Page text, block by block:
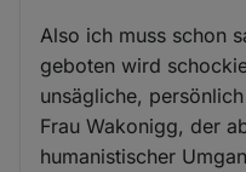
Also ich muss schon
geboten wird
unsägliche,
Frau Wakonigg, der
humanistischer